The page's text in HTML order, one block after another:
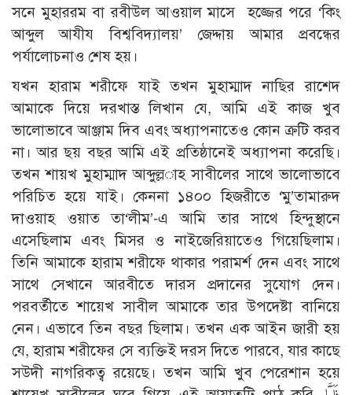
সনে মুহাররম বা রবীউল আওয়াল মাসে হজ্জের পরে ‘কিং
আব্দুল আযীয বিশ্ববিদ্যালয়’ জেদ্দায় আমার প্রবন্ধের
পর্যালোচনাও শেষ হয়।
যখন হারাম শরীফে যাই তখন মুহাম্মাদ নাছির রাশেদ
আমাকে দিয়ে দরখাস্ত লিখান যে, আমি এই কাজ খুব
ভালোভাবে আঞ্জাম দিব এবং অধ্যাপনাতেও কোন ক্রটি করব
না। আর ছয় বছর আমি এই প্রতিষ্ঠানেই অধ্যাপনা করেছি।
তখন শায়খ মুহাম্মাদ আব্দুল্ল­াহ সাবীলের সাথে ভালোভাবে
পরিচিত হয়ে যাই। কেননা ১৪০০ হিজরীতে ‘মু’তামারুদ
দাওয়াহ ওয়াত তা‘লীম’-এ আমি তার সাথে হিন্দুস্থানে
এসেছিলাম এবং মিসর ও নাইজেরিয়াতেও গিয়েছিলাম।
তিনি আমাকে হারাম শরীফে থাকার পরামর্শ দেন এবং সাথে
সাথে সেখানে আরবীতে দারস প্রদানের সুযোগ দেন।
পরবর্তীতে শায়েখ সাবীল আমাকে তার উপদেষ্টা বানিয়ে
নেন। এভাবে তিন বছর ছিলাম। তখন এক আইন জারী হয়
যে, হারাম শরীফের সে ব্যক্তিই দরস দিতে পারবে, যার কাছে
সউদী নাগরিকত্ব রয়েছে। তখন আমি খুব পেরেশান হয়ে